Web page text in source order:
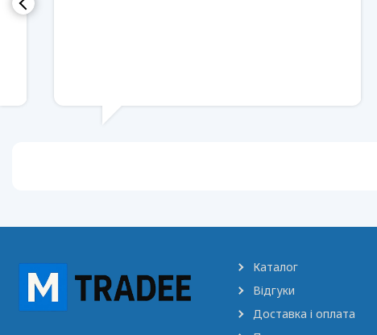
Каталог
Відгуки
Доставка і оплата